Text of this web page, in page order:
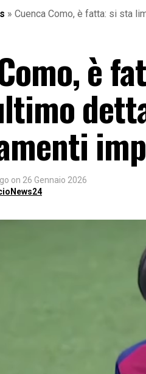
» Cuenca Como, è fatta: si sta
è
on 26 Gennaio 2026